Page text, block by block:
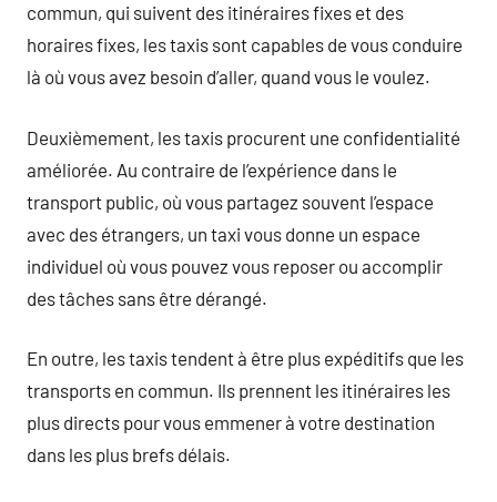
commun, qui suivent des itinéraires fixes et des
horaires fixes, les taxis sont capables de vous conduire
là où vous avez besoin d’aller, quand vous le voulez.
Deuxièmement, les taxis procurent une confidentialité
améliorée. Au contraire de l’expérience dans le
transport public, où vous partagez souvent l’espace
avec des étrangers, un taxi vous donne un espace
individuel où vous pouvez vous reposer ou accomplir
des tâches sans être dérangé.
En outre, les taxis tendent à être plus expéditifs que les
transports en commun. Ils prennent les itinéraires les
plus directs pour vous emmener à votre destination
dans les plus brefs délais.